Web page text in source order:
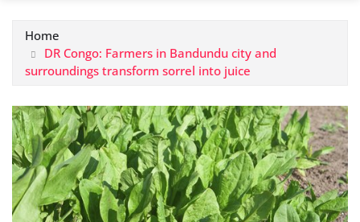
Home
DR Congo: Farmers in Bandundu city and
surroundings transform sorrel into juice